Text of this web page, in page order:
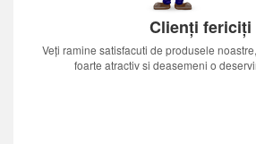
Clienți fericiți
Veți ramine satisfacuti de produsele
foarte atractiv si deasemeni o